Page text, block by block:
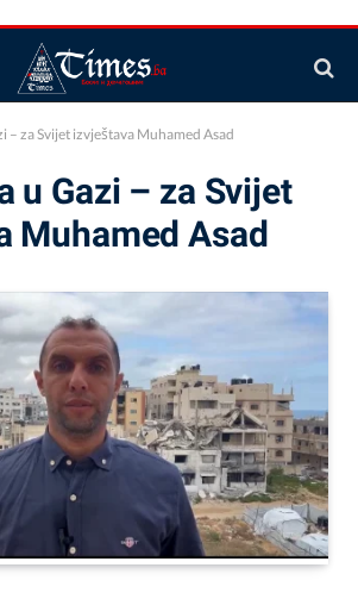
– za Svijet izvještava Muhamed Asad
u Gazi – za Svijet
Muhamed Asad